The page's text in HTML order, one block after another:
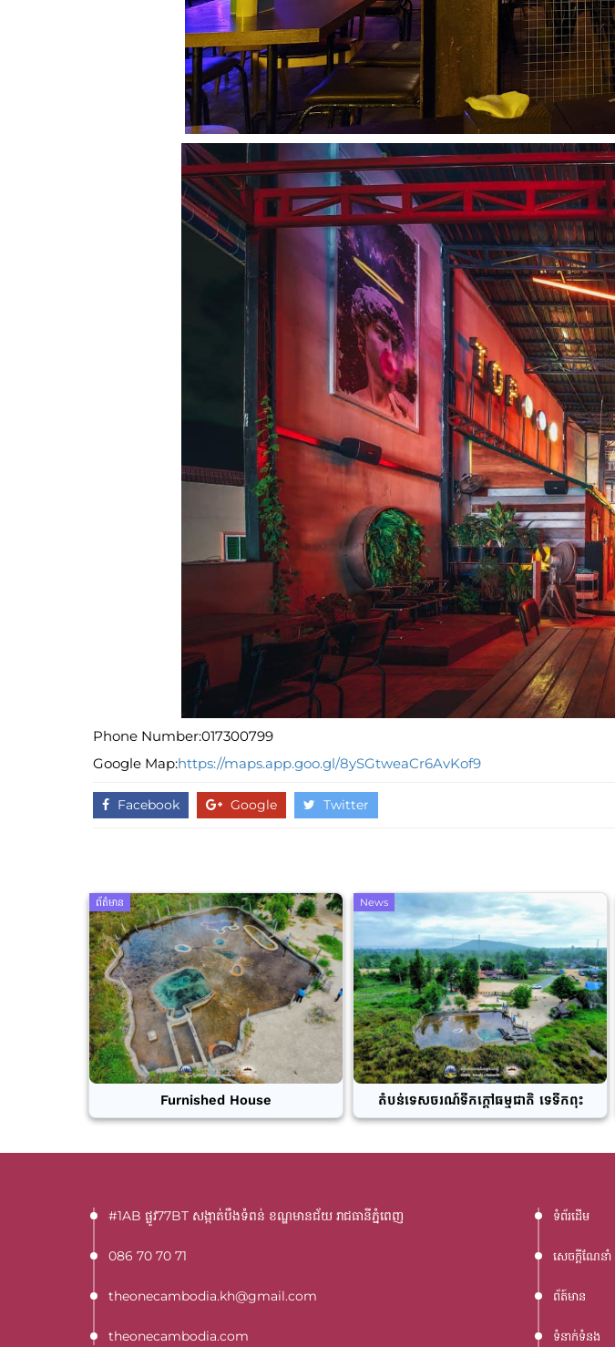
Phone Number:017300799
Google Map:https://maps.app.goo.gl/8ySGtweaCr6AvKof9
Facebook Google Twitter
ព័ត៌មាន
Furnished House
News
តំបន់ទេសចរណ៍ទឹកក្តៅធម្មជាតិ ទេទឹកពុះ
#1AB ផ្លូវ77BT​ សង្កាត់បឹងទំពន់ ខណ្ឌមានជ័យ រាជធានីភ្នំពេញ
086 70 70 71
theonecambodia.kh@gmail.com
theonecambodia.com
ទំព័រដើម
សេចក្តីណែនាំ
ព័ត៍មាន
ទំនាក់ទំនង